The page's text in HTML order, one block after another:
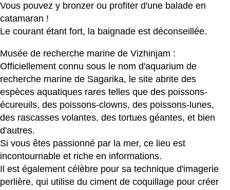
Vous pouvez y bronzer ou profiter d'une balade en
catamaran !
Le courant étant fort, la baignade est déconseillée.
Musée de recherche marine de Vizhinjam :
Officiellement connu sous le nom d'aquarium de
recherche marine de Sagarika, le site abrite des
espèces aquatiques rares telles que des poissons-
écureuils, des poissons-clowns, des poissons-lunes,
des rascasses volantes, des tortues géantes, et bien
d'autres.
Si vous êtes passionné par la mer, ce lieu est
incontournable et riche en informations.
Il est également célèbre pour sa technique d'imagerie
perlière, qui utilise du ciment de coquillage pour créer